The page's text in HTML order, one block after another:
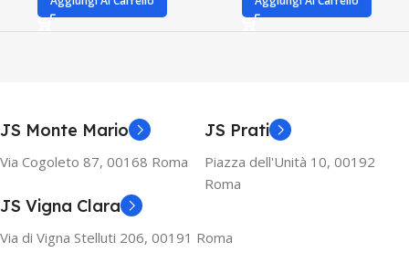
JS Monte Mario
Via Cogoleto 87, 00168 Roma
JS Prati
Piazza dell'Unità 10, 00192
Roma
JS Vigna Clara
Via di Vigna Stelluti 206, 00191 Roma